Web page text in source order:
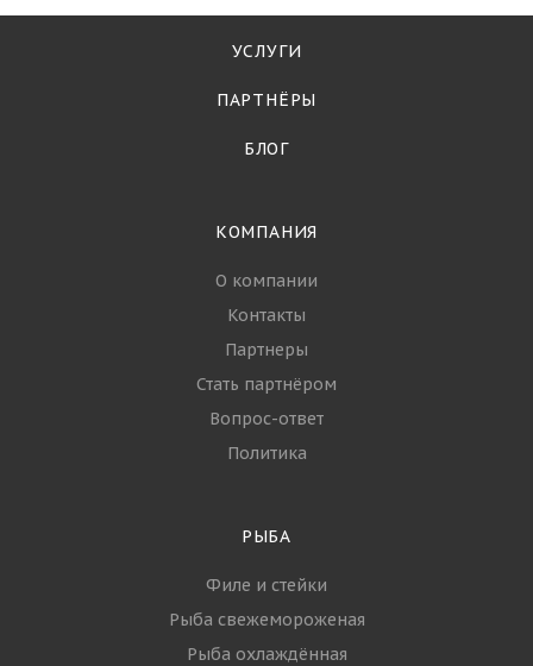
УСЛУГИ
ПАРТНЁРЫ
БЛОГ
КОМПАНИЯ
О компании
Контакты
Партнеры
Стать партнёром
Вопрос-ответ
Политика
РЫБА
Филе и стейки
Рыба свежемороженая
Рыба охлаждённая